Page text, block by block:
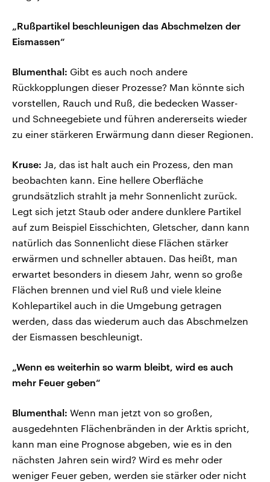
„Rußpartikel beschleunigen das Abschmelzen der
Eismassen“
Blumenthal: Gibt es auch noch andere
Rückkopplungen dieser Prozesse? Man könnte sich
vorstellen, Rauch und Ruß, die bedecken Wasser-
und Schneegebiete und führen andererseits wieder
zu einer stärkeren Erwärmung dann dieser Regionen.
Kruse: Ja, das ist halt auch ein Prozess, den man
beobachten kann. Eine hellere Oberfläche
grundsätzlich strahlt ja mehr Sonnenlicht zurück.
Legt sich jetzt Staub oder andere dunklere Partikel
auf zum Beispiel Eisschichten, Gletscher, dann kann
natürlich das Sonnenlicht diese Flächen stärker
erwärmen und schneller abtauen. Das heißt, man
erwartet besonders in diesem Jahr, wenn so große
Flächen brennen und viel Ruß und viele kleine
Kohlepartikel auch in die Umgebung getragen
werden, dass das wiederum auch das Abschmelzen
der Eismassen beschleunigt.
„Wenn es weiterhin so warm bleibt, wird es auch
mehr Feuer geben“
Blumenthal: Wenn man jetzt von so großen,
ausgedehnten Flächenbränden in der Arktis spricht,
kann man eine Prognose abgeben, wie es in den
nächsten Jahren sein wird? Wird es mehr oder
weniger Feuer geben, werden sie stärker oder nicht